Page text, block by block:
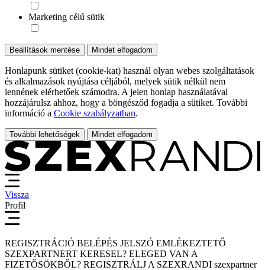
Marketing célú sütik
Beállítások mentése Mindet elfogadom
Honlapunk sütiket (cookie-kat) használ olyan webes szolgáltatások
és alkalmazások nyújtása céljából, melyek sütik nélkül nem
lennének elérhetőek számodra. A jelen honlap használatával
hozzájárulsz ahhoz, hogy a böngésződ fogadja a sütiket. További
információ a Cookie szabályzatban.
További lehetőségek Mindet elfogadom
Vissza
Profil
REGISZTRÁCIÓ BELÉPÉS JELSZÓ EMLÉKEZTETŐ
SZEXPARTNERT KERESEL? ELEGED VAN A
FIZETŐSÖKBŐL? REGISZTRÁLJ A SZEXRANDI szexpartner